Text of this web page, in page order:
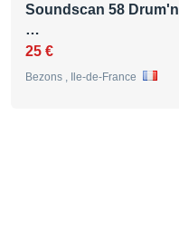
Soundscan 58 Drum'n
…
25 €
Bezons , Ile-de-France